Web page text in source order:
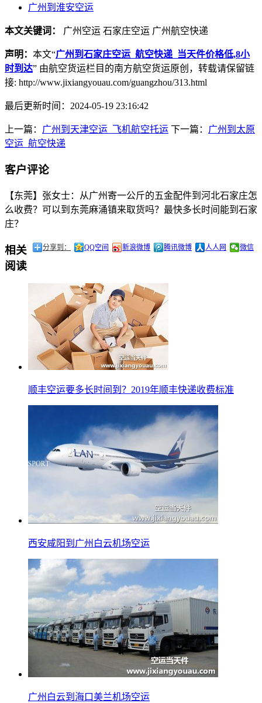
广州到淮安空运
本文关键词： 广州空运 石家庄空运 广州航空快递
声明： 本文“广州到石家庄空运_航空快递_当天件价格低,8小
时到达” 由航空货运栏目的南方航空货运原创，转载请保留链
接: http://www.jixiangyouau.com/guangzhou/313.html
最后更新时间：2024-05-19 23:16:42
上一篇： 广州到天津空运_飞机航空托运 下一篇： 广州到太原
空运_航空快递
客户评论
【东莞】张女士：从广州寄一公斤的五金配件到河北石家庄怎
么收费？可以到东莞麻涌镇来取货吗？最快多长时间能到石家
庄？
分享到： QQ空间 新浪微博 腾讯微博 人人网 微信
相关
阅读
顺丰空运要多长时间到？2019年顺丰快递收费标准
西安咸阳到广州白云机场空运
广州白云到海口美兰机场空运